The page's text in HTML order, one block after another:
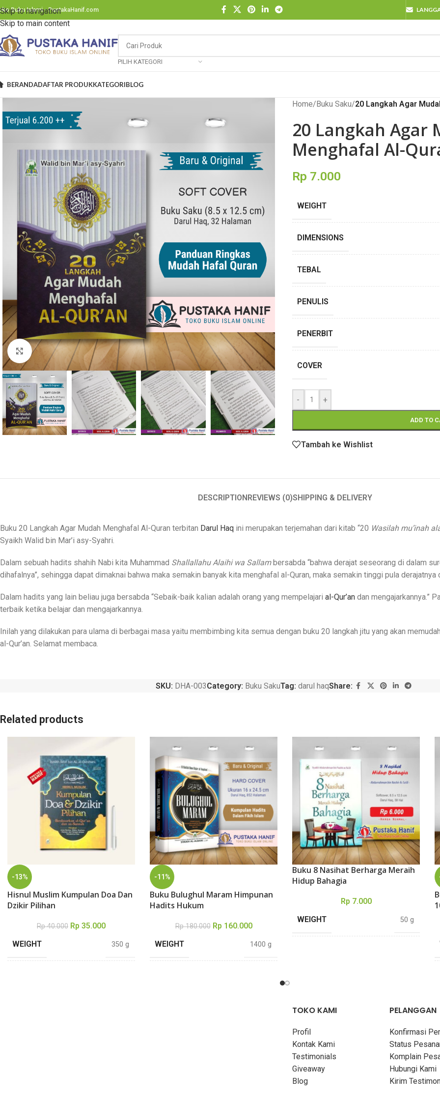
Skip to navigation
Skip to main content
Buku Islami - PustakaHanif.com
PILIH KATEGORI
BERANDADAFTAR PRODUKKATEGORIBLOG
Click to enlarge
Home/Buku Saku/20 Langkah Agar
20 Langkah Agar
Menghafal Al-
Rp 7.000
WEIGHT
DIMENSIONS
TEBAL
PENULIS
PENERBIT
COVER
- +
ADD TO
Tambah ke Wishlist
DESCRIPTIONREVIEWS (0)SHIPPING & DELIVERY
Buku 20 Langkah Agar Mudah Menghafal Al-Quran terbitan Darul Haq ini merupakan terjemahan dari kitab “20 Wasilah mu’inah
Syaikh Walid bin Mar’i asy-Syahri.
Dalam sebuah hadits shahih Nabi kita Muhammad Shallallahu Alaihi wa Sallambersabda “bahwa derajat seseorang di dalam
dihafalnya”, sehingga dapat dimaknai bahwa maka semakin banyak kita menghafal al-Quran, maka semakin tinggi pula derajatnya
Dalam hadits yang lain beliau juga bersabda “Sebaik-baik kalian adalah orang yang mempelajari al-Qur’an dan mengajarkannya.”
terbaik ketika belajar dan mengajarkannya.
Inilah yang dilakukan para ulama di berbagai masa yaitu membimbing kita semua dengan buku 20 langkah jitu yang akan
al-Qur’an. Selamat membaca.
SKU: DHA-003Category: Buku SakuTag: darul haqShare:
Related products
-13%
Hisnul Muslim Kumpulan Doa Dan
Dzikir Pilihan
Rp40.000 Rp 35.000
WEIGHT 350 g
-11%
Buku Bulughul Maram Himpunan
Hadits Hukum
Rp180.000 Rp 160.000
WEIGHT 1400 g
Buku 8 Nasihat Berharga Meraih
Hidup Bahagia
Rp 7.000
WEIGHT
50 g
PENULIS Abdurrahman as Sa’di
PENERBIT Darul Haq
COVER Soft Cover
TOKO KAMI
Profil
Kontak Kami
Testimonials
Giveaway
Blog
PELANGGAN
Konfirmasi
Status
Komplain
Hubungi Kami
Kirim